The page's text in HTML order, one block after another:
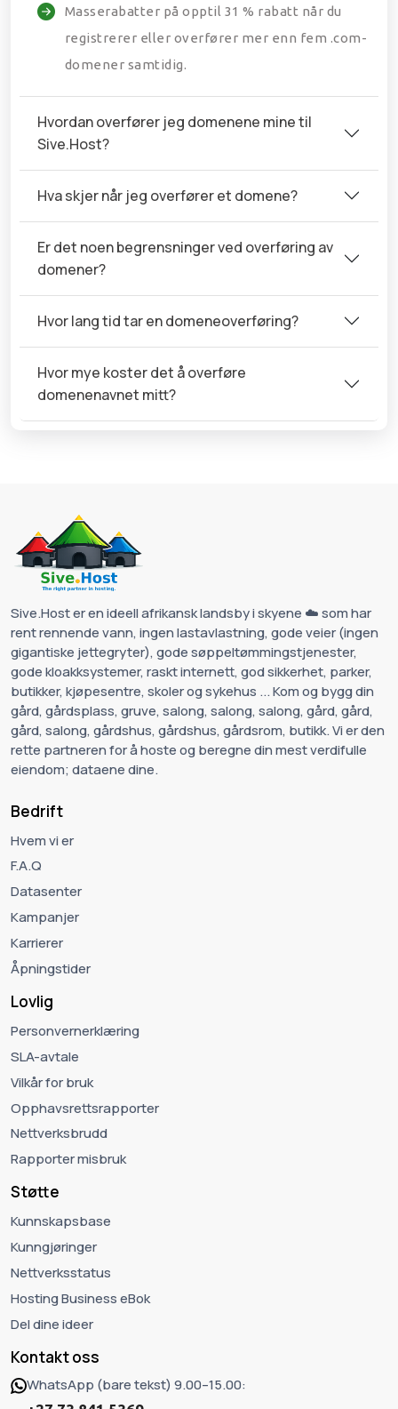
Masserabatter på opptil 31 % rabatt når du
registrerer eller overfører mer enn fem .com-
domener samtidig.
Hvordan overfører jeg domenene mine til
Sive.Host?
Hva skjer når jeg overfører et domene?
Er det noen begrensninger ved overføring av
domener?
Hvor lang tid tar en domeneoverføring?
Hvor mye koster det å overføre
domenenavnet mitt?
Sive.Host er en ideell afrikansk landsby i skyene ☁️ som har
rent rennende vann, ingen lastavlastning, gode veier (ingen
gigantiske jettegryter), gode søppeltømmingstjenester,
gode kloakksystemer, raskt internett, god sikkerhet, parker,
butikker, kjøpesentre, skoler og sykehus ... Kom og bygg din
gård, gårdsplass, gruve, salong, salong, salong, gård, gård,
gård, salong, gårdshus, gårdshus, gårdsrom, butikk. Vi er den
rette partneren for å hoste og beregne din mest verdifulle
eiendom; dataene dine.
Bedrift
Hvem vi er
F.A.Q
Datasenter
Kampanjer
Karrierer
Åpningstider
Lovlig
Personvernerklæring
SLA-avtale
Vilkår for bruk
Opphavsrettsrapporter
Nettverksbrudd
Rapporter misbruk
Støtte
Kunnskapsbase
Kunngjøringer
Nettverksstatus
Hosting Business eBok
Del dine ideer
Kontakt oss
WhatsApp (bare tekst) 9.00–15.00: